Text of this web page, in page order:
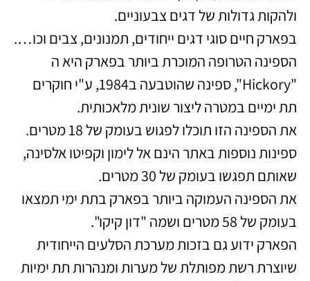
ולהקות גדולות של דגים צבעוניים.
בפארק חיים סוגי דגים ייחודים, תמנונים, צבים וכו….
הספינה הטרופה המוכרת ביותר בפארק היא ה
"Hickory", ספינה שהוטבעה ב1984, ע"י חוקרים
תת ימיים במטרה ליצור שונית מלאכותית.
את הספינה הזו תוכלו לפגוש בעומק של 18 מטרים.
ספינות נוספות באתר הינם אל לימון וקפיטו אלסינה,
שאותם תפגשו בעומק של 30 מטרים.
את הספינה העמוקה ביותר בפארק בתת ימי תמצאו
בעומק של 58 מטרים ושמה "דון קיקו".
הפארק ידוע גם בזכות מערכת הסלעים הייחודית
שיוצרת רשת מפותלת של מערות ומנהרות תת ימיות